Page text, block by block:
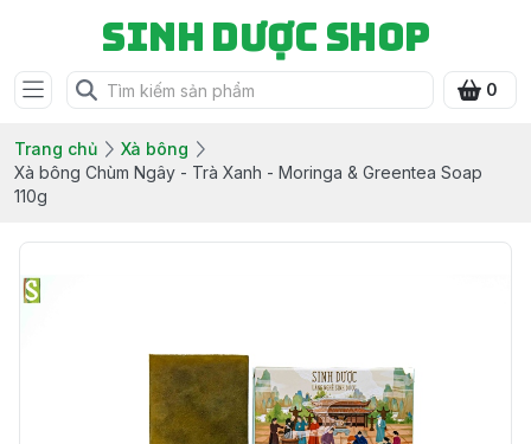
Sinh Dược Shop
0
Trang chủ
Xà bông
Xà bông Chùm Ngây - Trà Xanh - Moringa & Greentea Soap
110g